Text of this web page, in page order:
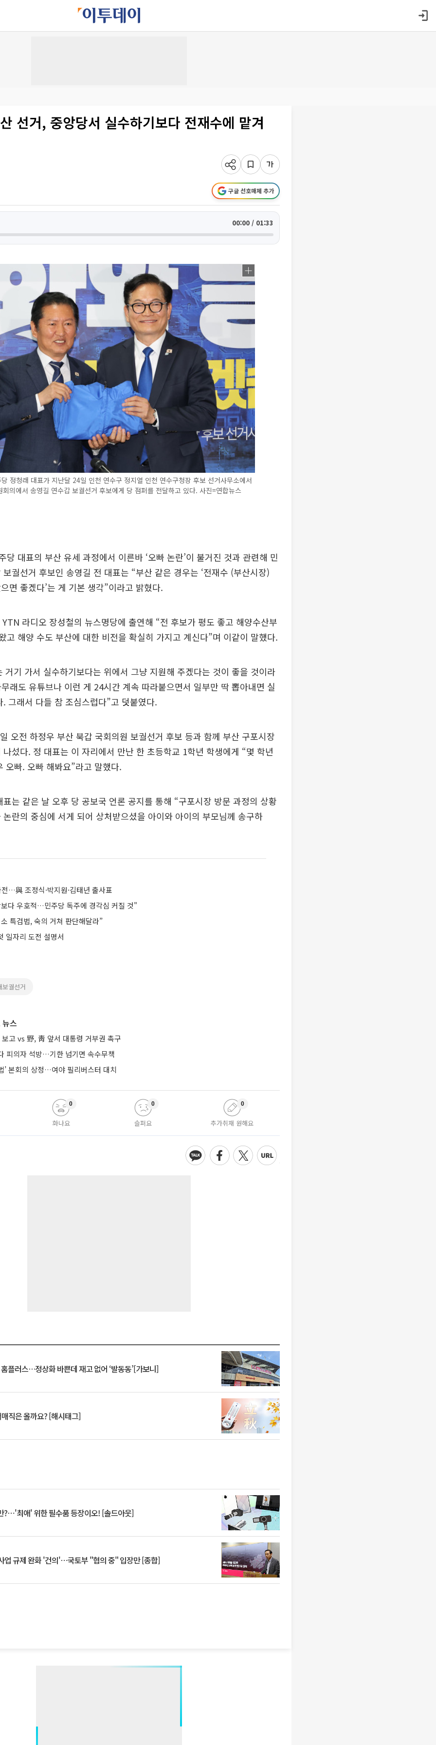
선거, 중앙당서 실수하기보다 전재수에 맡겨
구글 선호매체 추가
00:00 / 01:33
정청래 대표가 지난달 24일 인천 연수구 정지열 인천 연수구청장 후보 선거사무소에서
회의에서 송영길 연수갑 보궐선거 후보에게 당 점퍼를 전달하고 있다. 사진=연합뉴스
당 대표의 부산 유세 과정에서 이른바 ‘오빠 논란’이 불거진 것과 관련해 민
궐선거 후보인 송영길 전 대표는 “부산 같은 경우는 ‘전재수 (부산시장)
면 좋겠다’는 게 기본 생각”이라고 밝혔다.
라디오 장성철의 뉴스명당에 출연해 “전 후보가 평도 좋고 해양수산부
고 해양 수도 부산에 대한 비전을 확실히 가지고 계신다”며 이같이 말했다.
거기 가서 실수하기보다는 위에서 그냥 지원해 주겠다는 것이 좋을 것이라
래도 유튜브나 이런 게 24시간 계속 따라붙으면서 일부만 딱 뽑아내면 실
그래서 다들 참 조심스럽다”고 덧붙였다.
오전 하정우 부산 북갑 국회의원 보궐선거 후보 등과 함께 부산 구포시장
섰다. 정 대표는 이 자리에서 만난 한 초등학교 1학년 학생에게 “몇 학년
오빠. 오빠 해봐요”라고 말했다.
는 같은 날 오후 당 공보국 언론 공지를 통해 “구포시장 방문 과정의 상황
란의 중심에 서게 되어 상처받으셨을 아이와 아이의 부모님께 송구하
…與 조정식·박지원·김태년 출사표
다 우호적…민주당 독주에 경각심 커질 것"
특검법, 숙의 거쳐 판단해달라”
일자리 도전 설명서
보궐선거
스
고 vs 野, 靑 앞서 대통령 거부권 촉구
피의자 석방…기한 넘기면 속수무책
’ 본회의 상정…여야 필리버스터 대치
화나요
0
슬퍼요
0
추가취재 원해요
0
플러스…정상화 바쁜데 재고 없어 ‘발동동’[가보니]
직은 올까요? [해시태그]
?⋯'최애' 위한 필수품 등장이오! [솔드아웃]
업 규제 완화 '건의'⋯국토부 "협의 중" 입장만 [종합]